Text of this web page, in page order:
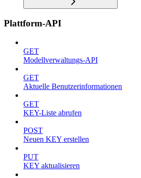
Plattform-API
GET
Modellverwaltungs-API
GET
Aktuelle Benutzerinformationen
GET
KEY-Liste abrufen
POST
Neuen KEY erstellen
PUT
KEY aktualisieren